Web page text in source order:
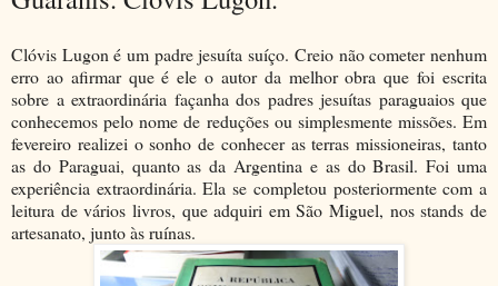
Clóvis Lugon é um padre jesuíta suíço. Creio não cometer nenhum
erro ao afirmar que é ele o autor da melhor obra que foi escrita
sobre a extraordinária façanha dos padres jesuítas paraguaios que
conhecemos pelo nome de reduções ou simplesmente missões. Em
fevereiro realizei o sonho de conhecer as terras missioneiras, tanto
as do Paraguai, quanto as da Argentina e as do Brasil. Foi uma
experiência extraordinária. Ela se completou posteriormente com a
leitura de vários livros, que adquiri em São Miguel, nos stands de
artesanato, junto às ruínas.